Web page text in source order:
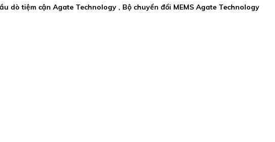
dò tiệm cận Agate Technology , Bộ chuyển đổi MEMS Agate Technology